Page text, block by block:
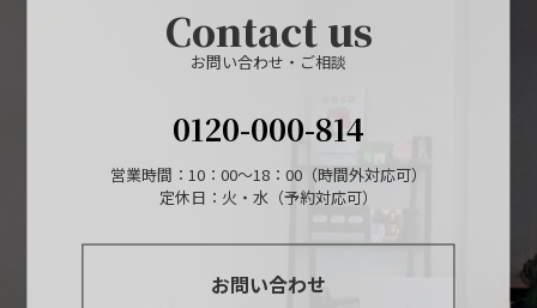
Contact us
お問い合わせ・ご相談
0120-000-814
営業時間：10：00～18：00（時間外対応可）
定休日：火・水（予約対応可）
お問い合わせ